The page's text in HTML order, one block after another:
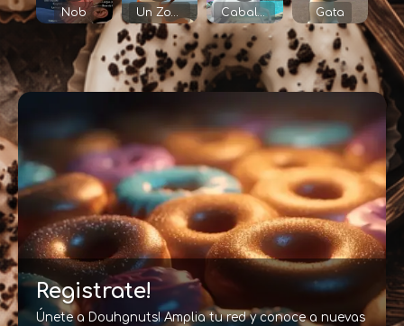
Nob Un Zorro Caballo Gata
Registrate!
Únete a Douhgnuts! Amplia tu red y conoce a nuevas